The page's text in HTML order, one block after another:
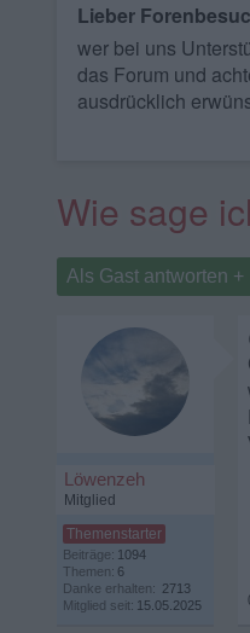
Lieber
wer bei uns
das Forum und
ausdrücklich
Wie sage
Als Gast antworten +
Löwenzeh
Mitglied
Beiträge: 1094
Themen: 6
Danke erhalten: 2713
Mitglied seit: 15.05.2025